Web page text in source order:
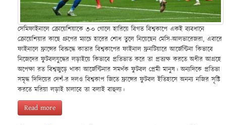
সেমিফাইনালে ক্রোয়েশিয়াকে ৩-০ গোলে হারিয়ে বিগত বিশ্বকাপে একই ব্যবধানে
ক্রোয়েশিয়ার কাছে গ্রুপের ম্যাচে হারের শোধ তুলে নিয়েছেন মেসি-আলভারেজরা, এবারে
ফাইনালে ফ্রান্সের বিরুদ্ধে কাতার বিশ্বকাপের ফাইনাল ফ্রনটিয়ারে আর্জেন্টিনা কিভাবে
নিজেদের ফুটবলযুদ্ধের লড়াইয়ে কিভাবে প্রতিভাত করে তা প্রত্যক্ষ করতে অধীর আগ্রহে
অপেক্ষা রত বিশ্বজুড়ে থাকা আর্জেন্টিনার সমর্থক ফুটবল প্রেমী মানুষ। অন্যদিকে প্রতিভা
সমৃদ্ধ দিদিয়ের দেশঁ-র দলও বিশ্বকাপ জিতে ফ্রান্সের ফুটবল ইতিহাসে অনন্য নজির সৃষ্টি
করতে মরিয়া লড়াই চালাবে তা বলাই বাহুল্য।
Read more